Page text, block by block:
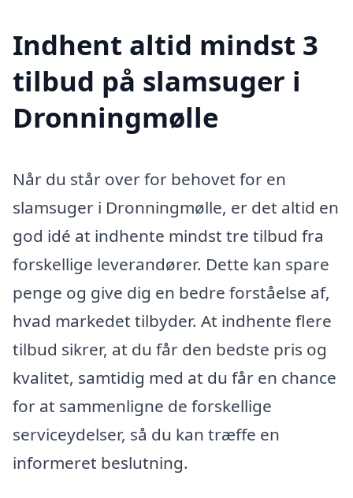
Indhent altid mindst 3
tilbud på slamsuger i
Dronningmølle
Når du står over for behovet for en
slamsuger i Dronningmølle, er det altid en
god idé at indhente mindst tre tilbud fra
forskellige leverandører. Dette kan spare
penge og give dig en bedre forståelse af,
hvad markedet tilbyder. At indhente flere
tilbud sikrer, at du får den bedste pris og
kvalitet, samtidig med at du får en chance
for at sammenligne de forskellige
serviceydelser, så du kan træffe en
informeret beslutning.